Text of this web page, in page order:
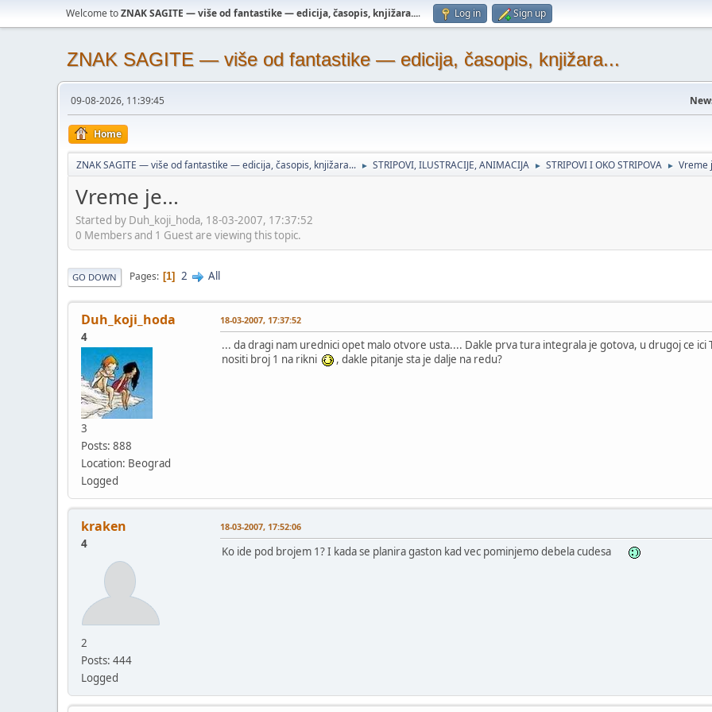
Welcome toZNAK SAGITE — više od fantastike — edicija, časopis, knjižara.... Log in Sign up
ZNAK SAGITE — više od fantastike — edicija, časopis, knjižara...
09-08-2026, 11:39:45
Home
ZNAK SAGITE — više od fantastike — edicija, časopis, knjižara... ► STRIPOVI, ILUSTRACIJE, ANIMACIJA ► STRIPOVI I OKO STRIPOVA ► Vreme
Vreme je...
Started by Duh_koji_hoda, 18-03-2007, 17:37:52
0 Members and 1 Guest are viewing this topic.
GO DOWN Pages 1 2 All
Duh_koji_hoda
4
3
Posts: 888
Location: Beograd
Logged
18-03-2007, 17:37:52
... da dragi nam urednici opet malo otvore usta.... Dakle prva tura integrala je gotova, u drugoj ce ici
nositi broj 1 na rikni
, dakle pitanje sta je dalje na redu?
kraken
4
2
Posts: 444
Logged
18-03-2007, 17:52:06
Ko ide pod brojem 1? I kada se planira gaston kad vec pominjemo debela cudesa